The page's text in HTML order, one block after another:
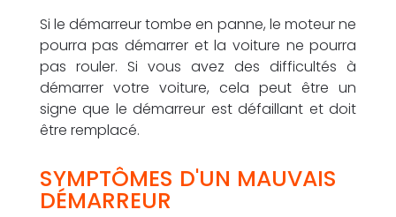
Si le démarreur tombe en panne, le moteur ne
pourra pas démarrer et la voiture ne pourra
pas rouler. Si vous avez des difficultés à
démarrer votre voiture, cela peut être un
signe que le démarreur est défaillant et doit
être remplacé.
SYMPTÔMES D'UN MAUVAIS
DÉMARREUR